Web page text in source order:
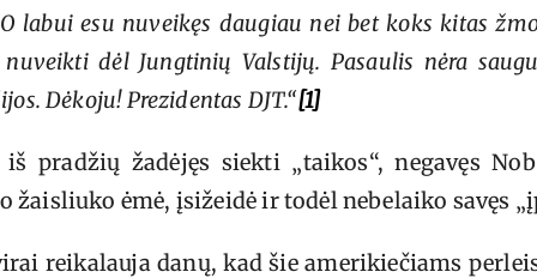
labui esu nuveikęs daugiau nei bet koks kitas
dėl Jungtinių Valstijų. Pasaulis nėra
Dėkoju! Prezidentas DJT.“[1]
pradžių žadėjęs siekti „taikos“, negavęs
žaisliuko ėmė, įsižeidė ir todėl nebelaiko savęs
reikalauja danų, kad šie amerikiečiams